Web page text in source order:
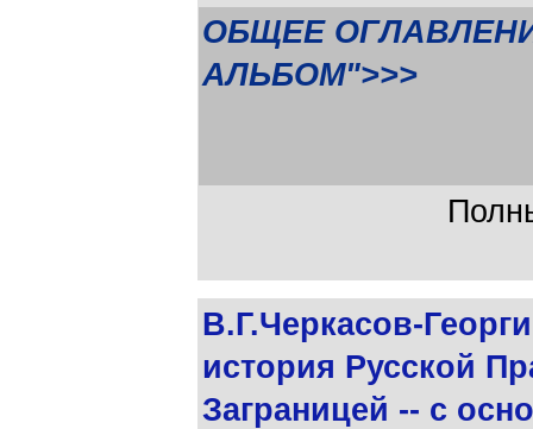
ОБЩЕЕ
АЛЬБОМ">>>
В.Г.Черкасов-
история Русской
Заграницей -- с